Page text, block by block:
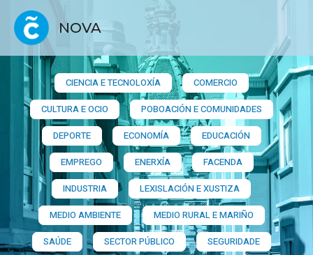
NOVA
CIENCIA E TECNOLOXÍA
COMERCIO
CULTURA E OCIO
POBOACIÓN E COMUNIDADES
DEPORTE
ECONOMÍA
EDUCACIÓN
EMPREGO
ENERXÍA
FACENDA
INDUSTRIA
LEXISLACIÓN E XUSTIZA
MEDIO AMBIENTE
MEDIO RURAL E MARIÑO
SAÚDE
SECTOR PÚBLICO
SEGURIDADE